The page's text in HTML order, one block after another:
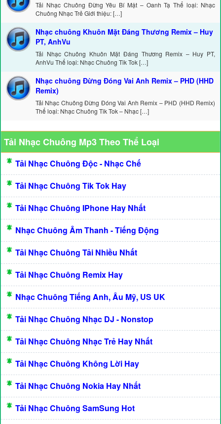
Tải Nhạc Chuông Đừng Yêu Bí Mật – Oanh Tạ Thể loại: Nhạc
Chuông Nhạc Trẻ Giới thiệu: […]
Nhạc chuông Khuôn Mặt Đáng Thương Remix – Huy
PT, AnhVu
Tải Nhạc Chuông Khuôn Mặt Đáng Thương Remix – Huy PT,
AnhVu Thể loại: Nhạc Chuông Tik Tok […]
Nhạc chuông Đừng Đóng Vai Anh Remix – PHD (HHD
Remix)
Tải Nhạc Chuông Đừng Đóng Vai Anh Remix – PHD (HHD Remix)
Thể loại: Nhạc Chuông Tik Tok – Nhạc […]
Tải Nhạc Chuông Mp3 Theo Thể Loại
Tải Nhạc Chuông Độc - Nhạc Chế
Tải Nhạc Chuông Tik Tok Hay
Tải Nhạc Chuông IPhone Hay Nhất
Nhạc Chuông Âm Thanh - Tiếng Động
Tải Nhạc Chuông Tải Nhiều Nhất
Tải Nhạc Chuông Remix Hay
Nhạc Chuông Tiếng Anh, Âu Mỹ, US UK
Tải Nhạc Chuông Nhạc DJ - Nonstop
Tải Nhạc Chuông Nhạc Trẻ Hay Nhất
Tải Nhạc Chuông Không Lời Hay
Tải Nhạc Chuông Nokia Hay Nhất
Tải Nhạc Chuông SamSung Hot